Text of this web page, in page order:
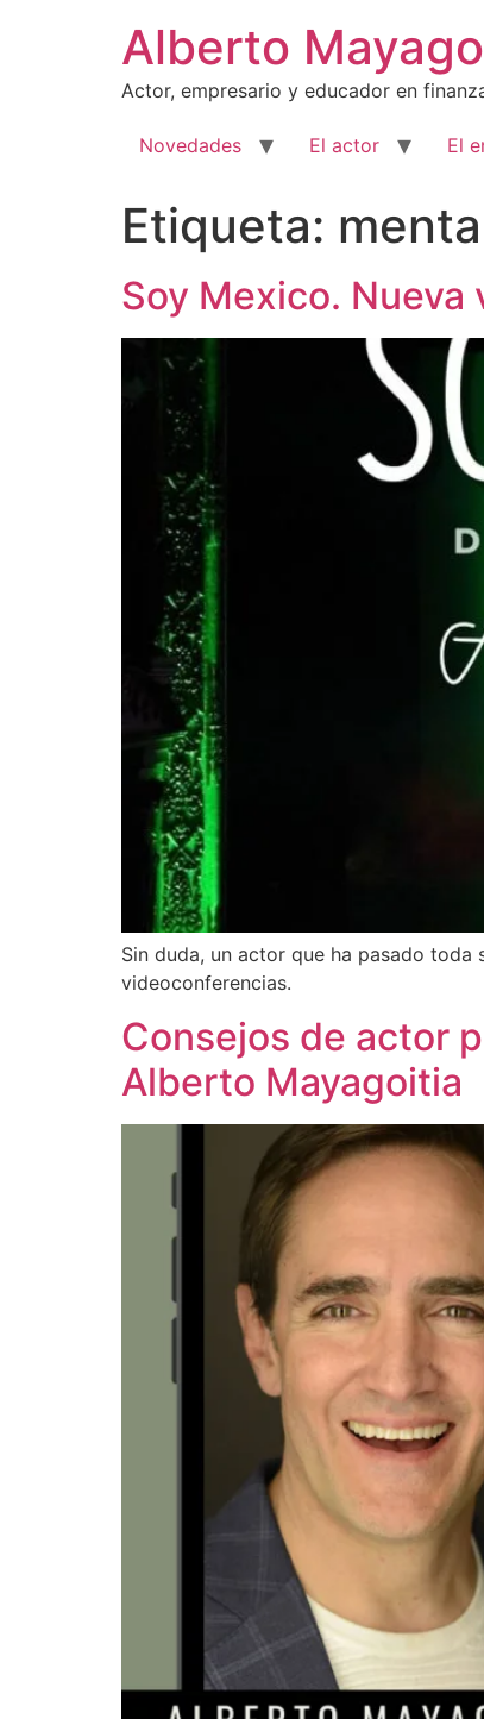
Alberto
Actor, empresario y educador en
Novedades El actor El
Etiqueta:
Soy Mexico.
Sin duda, un actor que ha pasado
videoconferencias.
Consejos de actor
Alberto Mayagoitia